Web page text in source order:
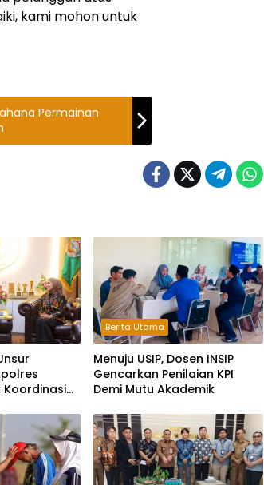
kami mohon untuk
Permainan
Koordinasi
Berita Utama
Menuju USIP, Dosen INSIP
Gencarkan Penilaian KPI
Demi Mutu Akademik